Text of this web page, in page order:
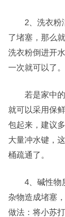
2、洗衣粉洁
了堵塞，那么
洗衣粉倒进开
一次就可以了
若是家中的
就可以采用保
包起来，建议
大量冲水键，
桶疏通了。
4、碱性物质
杂物造成堵塞
做法：将小苏